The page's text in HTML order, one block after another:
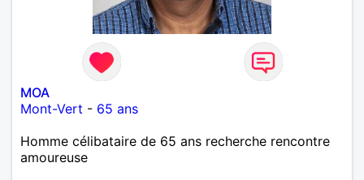
MOA
Mont-Vert - 65 ans
Homme célibataire de 65 ans recherche rencontre
amoureuse